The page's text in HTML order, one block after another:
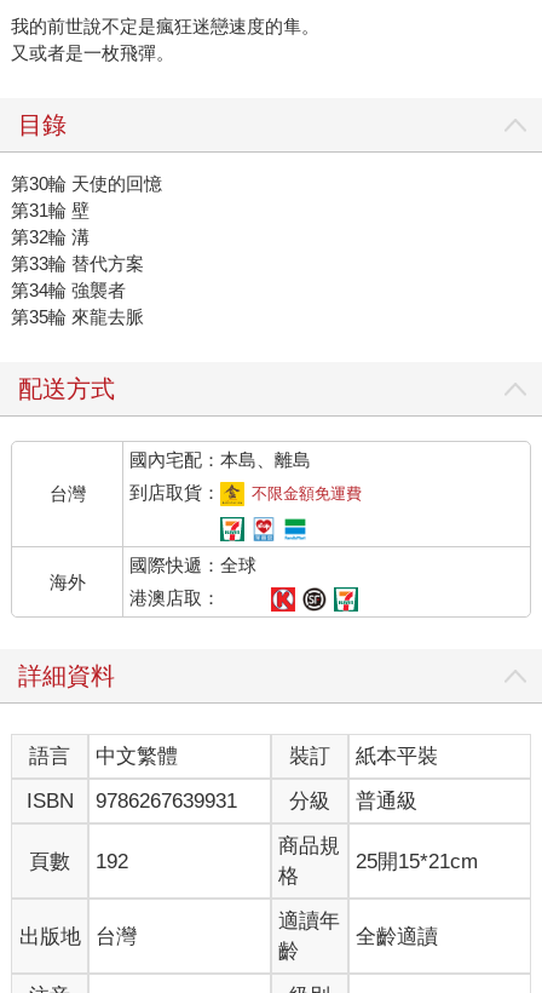
我的前世說不定是瘋狂迷戀速度的隼。
又或者是一枚飛彈。
目錄
第30輪 天使的回憶
第31輪 壁
第32輪 溝
第33輪 替代方案
第34輪 強襲者
第35輪 來龍去脈
配送方式
台灣
國內宅配：本島、離島
到店取貨：
不限金額免運費
海外
國際快遞：全球
港澳店取：
詳細資料
語言 中文繁體 裝訂
紙本平裝
ISBN
9786267639931 分級 普通級
頁數 192
商品規
格
25開15*21cm
出版地 台灣
適讀年
齡
全齡適讀